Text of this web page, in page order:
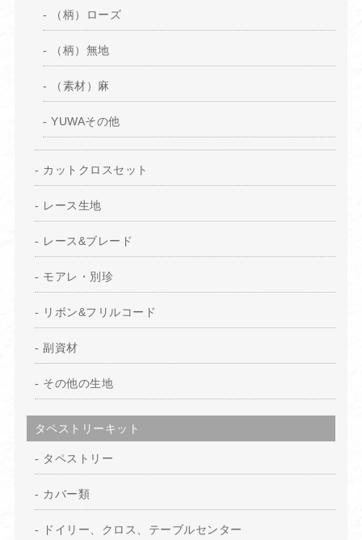
（柄）ローズ
（柄）無地
（素材）麻
YUWAその他
カットクロスセット
レース生地
レース&ブレード
モアレ・別珍
リボン&フリルコード
副資材
その他の生地
タペストリーキット
タペストリー
カバー類
ドイリー、クロス、テーブルセンター